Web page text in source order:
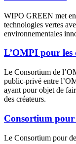
WIPO GREEN met en
technologies vertes
environnementales
L’OMPI pour les
Le Consortium de
public-privé entre
ayant pour objet de
des créateurs.
Consortium pour
Le Consortium pour